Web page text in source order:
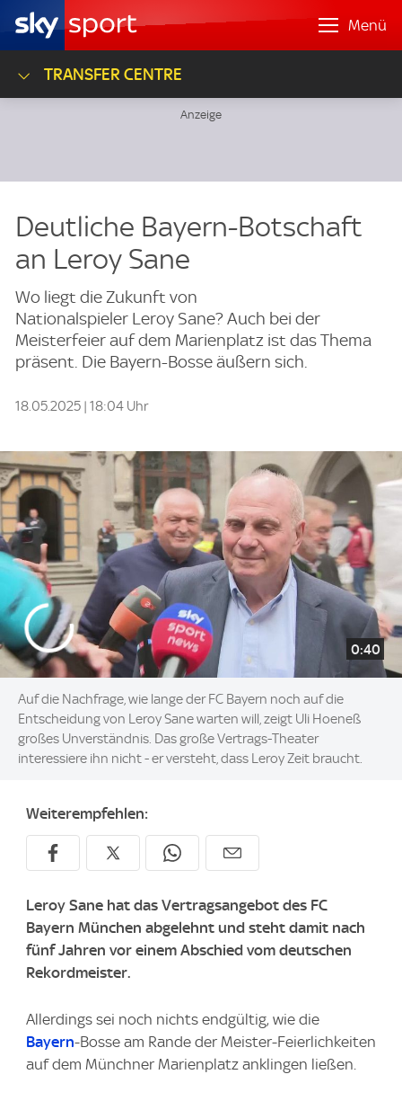
Menü
TRANSFER CENTRE
Deutliche Bayern-Botschaft
an Leroy Sane
Wo liegt die Zukunft von
Nationalspieler Leroy Sane? Auch bei der
Meisterfeier auf dem Marienplatz ist das Thema
präsent. Die Bayern-Bosse äußern sich.
18.05.2025 | 18:04 Uhr
0:40
Auf die Nachfrage, wie lange der FC Bayern noch auf die
Entscheidung von Leroy Sane warten will, zeigt Uli Hoeneß
großes Unverständnis. Das große Vertrags-Theater
interessiere ihn nicht - er versteht, dass Leroy Zeit braucht.
Weiterempfehlen:
Leroy Sane hat das Vertragsangebot des FC
Bayern München abgelehnt und steht damit nach
fünf Jahren vor einem Abschied vom deutschen
Rekordmeister.
Allerdings sei noch nichts endgültig, wie die
Bayern-Bosse am Rande der Meister-Feierlichkeiten
auf dem Münchner Marienplatz anklingen ließen.